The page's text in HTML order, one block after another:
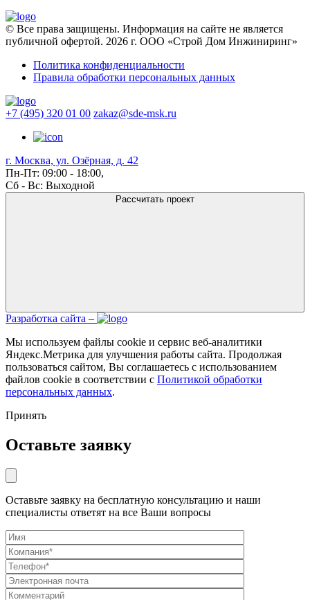
© Все права защищены. Информация на сайте не является
публичной офертой. 2026 г. ООО «Строй Дом Инжиниринг»
Политика конфиденциальности
Правила обработки персональных данных
+7 (495) 320 01 00 zakaz@sde-msk.ru
г. Москва, ул. Озёрная, д. 42
Пн-Пт: 09:00 - 18:00,
Сб - Вс: Выходной
Рассчитать проект
Разработка сайта –
Мы используем файлы cookie и сервис веб-аналитики
Яндекс.Метрика для улучшения работы сайта. Продолжая
пользоваться сайтом, Вы соглашаетесь с использованием
файлов cookie в соответствии с Политикой обработки
персональных данных.
Принять
Оставьте заявку
Оставьте заявку на бесплатную консультацию и наши
специалисты ответят на все Ваши вопросы